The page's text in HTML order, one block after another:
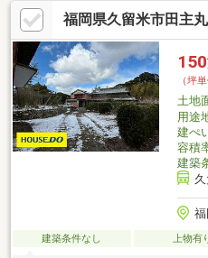
福岡県久留米市田主
150
（坪
土地
用途
建ぺ
容積
建築
建築条件なし 上物有